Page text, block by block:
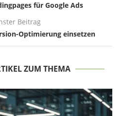
für Google Ads
Beitrag
Optimierung einsetzen
ZUM THEMA